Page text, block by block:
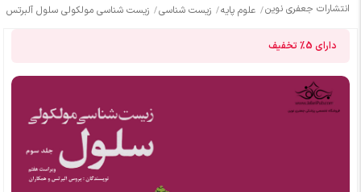
انتشارات جعفری نوین علوم پایه زیست شناسی زیست شناسی مولکولی سلول آلبرتس
دارای 5% تخفیف